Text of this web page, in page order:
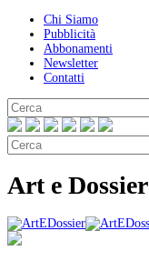
Chi Siamo
Pubblicità
Abbonamenti
Newsletter
Contatti
Art e Dossier